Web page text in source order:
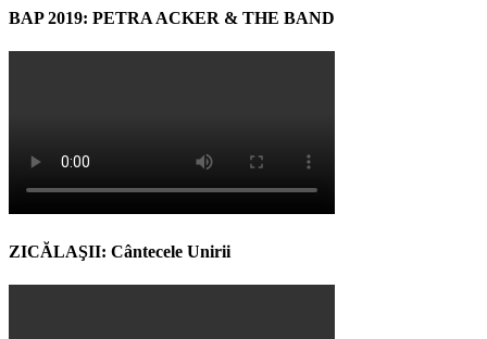
BAP 2019: PETRA ACKER & THE BAND
ZICĂLAŞII: Cântecele Unirii